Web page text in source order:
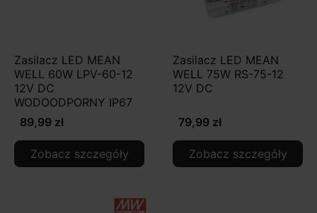
Zasilacz LED MEAN
WELL 60W LPV-60-12
12V DC
WODOODPORNY IP67
89,99 zł
Zobacz szczegóły
Zasilacz LED MEAN
WELL 75W RS-75-12
12V DC
79,99 zł
Zobacz szczegóły